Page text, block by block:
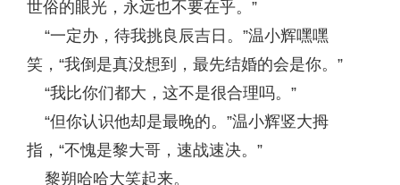
世俗的眼光，永远也不要在乎。”
“一定办，待我挑良辰吉日。”温小辉嘿嘿
笑，“我倒是真没想到，最先结婚的会是你。”
“我比你们都大，这不是很合理吗。”
“但你认识他却是最晚的。”温小辉竖大拇
指，“不愧是黎大哥，速战速决。”
黎朔哈哈大笑起来。